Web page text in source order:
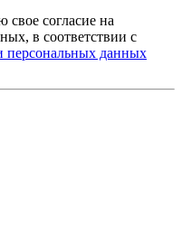
свое согласие на
в соответствии с
персональных данных